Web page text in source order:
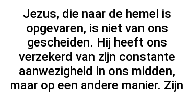
Jezus, die naar de hemel is
opgevaren, is niet van ons
gescheiden. Hij heeft ons
verzekerd van zijn constante
aanwezigheid in ons midden,
maar op een andere manier. Zijn